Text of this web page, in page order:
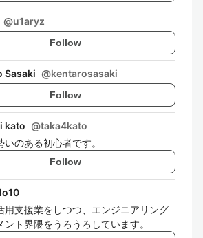
@u1aryz
Follow
Sasaki @kentarosasaki
Follow
kato @taka4kato
いのある初心者です。
Follow
用支援業をしつつ、エンジニアリング
ント界隈をうろうろしています。